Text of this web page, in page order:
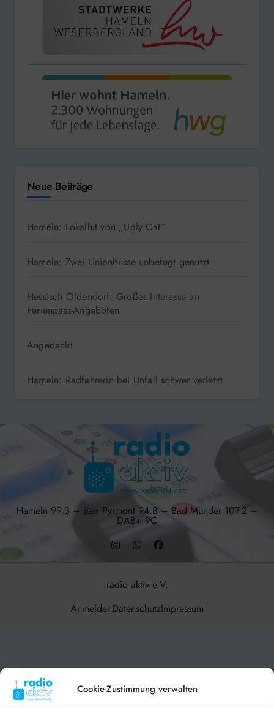
Cookie-Zustimmung verwalten
Neue Beiträge
Hameln: Lokalhit von „Ugly Cat“
Hameln: Zwei Linienbusse unbefugt genutzt
Hessisch Oldendorf: Großes Interesse an
Ferienpass-Angeboten
Angedacht
Hameln: Radfahrerin bei Unfall schwer verletzt
Hameln 99.3 – Bad Pyrmont 94.8 – Bad Münder 107.2 –
DAB+ 9C
radio aktiv e.V.
BlogDatabyThemeansar.
AnmeldenDatenschutzImpressum